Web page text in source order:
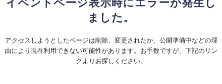
ました。
アクセスしようとしたページは削除、変更されたか、公開準備中などの理
由により現在利用できない可能性があります。お手数ですが、下記のリン
クよりお探しください。